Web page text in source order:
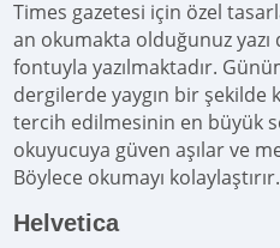
Times gazetesi için özel
an okumakta olduğunuz yazı
fontuyla yazılmaktadır.
dergilerde yaygın bir şekilde
tercih edilmesinin en büyük
okuyucuya güven aşılar ve
Böylece okumayı kolaylaştırır.
Helvetica